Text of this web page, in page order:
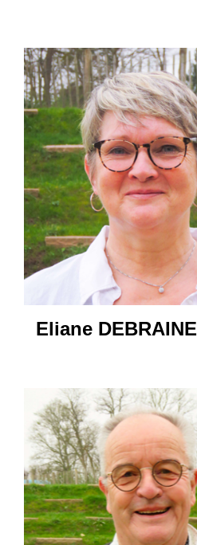
Eliane DEBRAINE